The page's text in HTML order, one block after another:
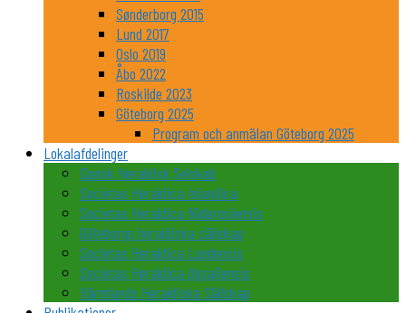
Sønderborg 2015
Lund 2017
Oslo 2019
Åbo 2022
Roskilde 2023
Göteborg 2025
Program och anmälan Göteborg 2025
Lokalafdelinger
Dansk Heraldisk Selskab
Societas Heraldica Islandica
Societas Heraldica Nidarosiensis
Göteborgs heraldiska sällskap
Societas Heraldica Lundensis
Societas Heraldica Upsaliensis
Värmlands Heraldiska Sällskap